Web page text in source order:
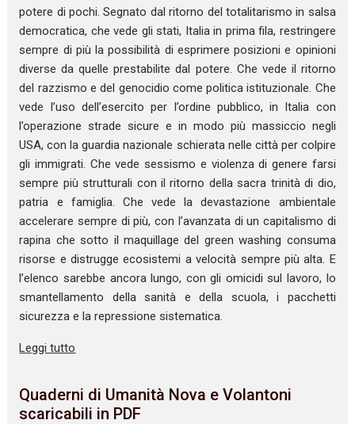
potere di pochi. Segnato dal ritorno del totalitarismo in salsa
democratica, che vede gli stati, Italia in prima fila, restringere
sempre di più la possibilità di esprimere posizioni e opinioni
diverse da quelle prestabilite dal potere. Che vede il ritorno
del razzismo e del genocidio come politica istituzionale. Che
vede l’uso dell’esercito per l’ordine pubblico, in Italia con
l’operazione strade sicure e in modo più massiccio negli
USA, con la guardia nazionale schierata nelle città per colpire
gli immigrati. Che vede sessismo e violenza di genere farsi
sempre più strutturali con il ritorno della sacra trinità di dio,
patria e famiglia. Che vede la devastazione ambientale
accelerare sempre di più, con l’avanzata di un capitalismo di
rapina che sotto il maquillage del green washing consuma
risorse e distrugge ecosistemi a velocità sempre più alta. E
l’elenco sarebbe ancora lungo, con gli omicidi sul lavoro, lo
smantellamento della sanità e della scuola, i pacchetti
sicurezza e la repressione sistematica.
Leggi tutto
Quaderni di Umanità Nova e Volantoni
scaricabili in PDF